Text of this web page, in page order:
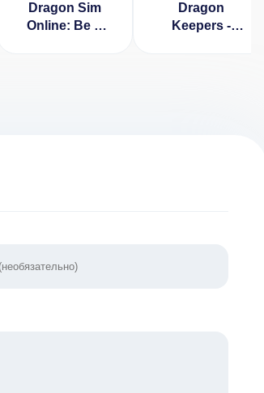
Dragon Sim
Online: Be A
Dragon
Keepers -